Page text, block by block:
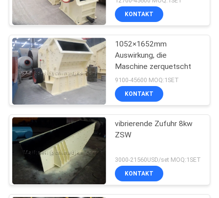
KONTAKT
1052×1652mm
Auswirkung, die
Maschine zerquetscht
9100-45600 MOQ:1SET
KONTAKT
vibrierende Zufuhr 8kw
ZSW
3000-21560USD/set MOQ:1SET
KONTAKT